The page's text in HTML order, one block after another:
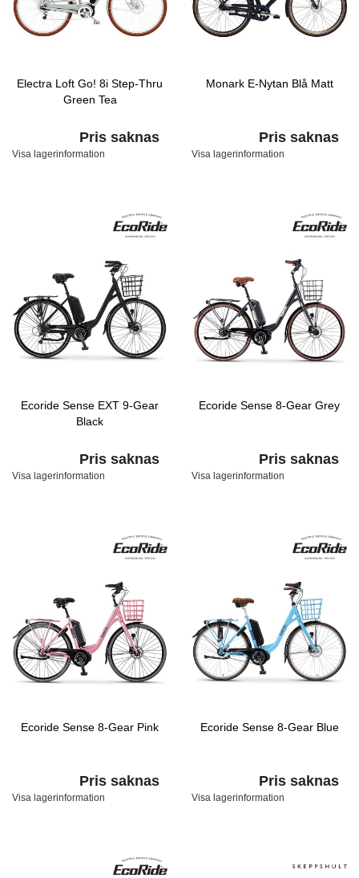
Electra Loft Go! 8i Step-Thru
Green Tea
Pris saknas
Visa lagerinformation
Monark E-Nytan Blå Matt
Pris saknas
Visa lagerinformation
Ecoride Sense EXT 9-Gear
Black
Pris saknas
Visa lagerinformation
Ecoride Sense 8-Gear Grey
Pris saknas
Visa lagerinformation
Ecoride Sense 8-Gear Pink
Pris saknas
Visa lagerinformation
Ecoride Sense 8-Gear Blue
Pris saknas
Visa lagerinformation